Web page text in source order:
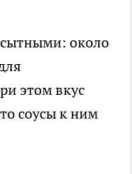
около
этом вкус
соусы к ним